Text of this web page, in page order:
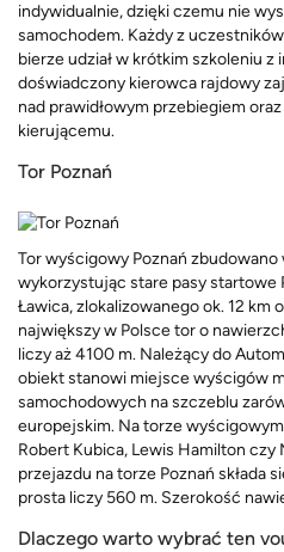
indywidualnie, dzięki czemu nie
samochodem. Każdy z
bierze udział w krótkim szkoleniu
doświadczony kierowca rajdowy
nad prawidłowym przebiegiem
kierującemu.
Tor Poznań
Tor wyścigowy Poznań zbudowano
wykorzystując stare pasy startowe
Ławica, zlokalizowanego ok. 12 km
największy w Polsce tor o
liczy aż 4100 m. Należący do
obiekt stanowi miejsce wyścigów
samochodowych na szczeblu
europejskim. Na torze
Robert Kubica, Lewis Hamilton czy
przejazdu na torze Poznań składa
prosta liczy 560 m. Szerokość
Dlaczego warto wybrać ten